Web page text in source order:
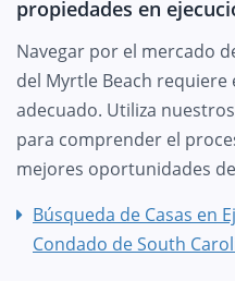
propiedades en
Navegar por el mercado
del Myrtle Beach
adecuado. Utiliza
para comprender el
mejores oportunidades
Búsqueda de Casas en
Condado de South